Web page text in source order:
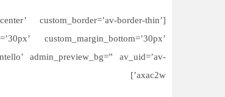
custom_border=’av-border-thin’
custom_margin_bottom=’30px’
admin_preview_bg=” av_uid=’av-
axac2w’]